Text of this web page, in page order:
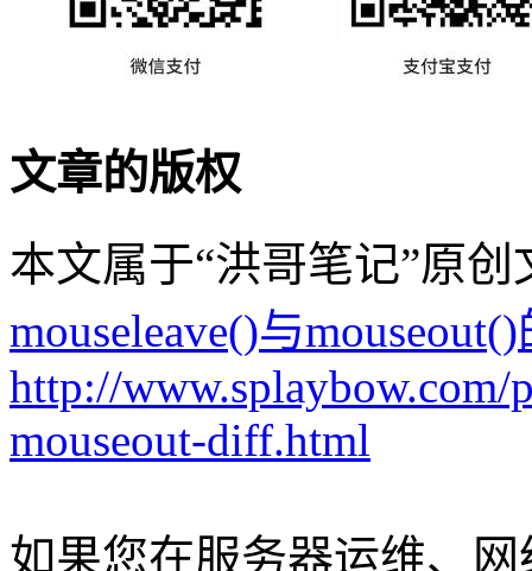
文章的版权
本文属于“洪哥笔记”原
mouseleave()与
http://www.splaybow.com/
mouseout-diff.html
如果您在服务器运维、